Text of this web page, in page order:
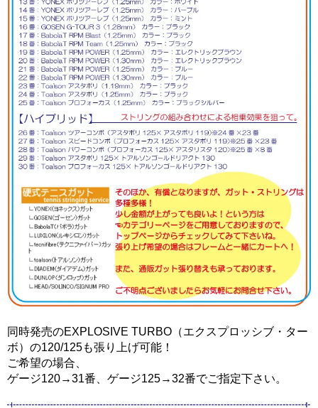
同時発売のEXPLOSIVE TURBO（エクスプロッシブ・ター
ボ）の120/125も張り上げ可能！
ご希望の場合、
ゲージ120→31番、ゲージ125→32番でご指定下さい。